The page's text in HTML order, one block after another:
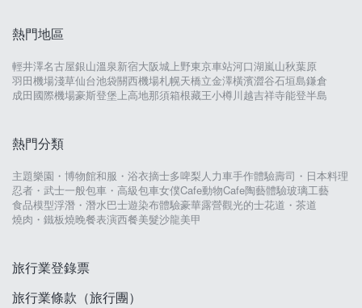
熱門地區
輕井澤名古屋銀山溫泉新宿大阪城 上野東京車站河口湖嵐山秋葉原
羽田機場淺草仙台池袋關西機場札幌天橋立金澤橫濱澀谷石垣島鎌倉
成田國際機場豪斯登堡 上高地那須箱根藏王小樽川越吉祥寺能登半島
熱門分類
主題樂園・博物館和服・浴衣摘士多啤梨人力車手作體驗壽司・日本料理
忍者・武士一般包車・高級包車女僕Cafe動物Cafe陶藝體驗玻璃工藝
食品模型浮潛・潛水巴士遊染布體驗豪華露營觀光的士花道・茶道
燒肉・鐵板燒晚餐表演西餐美髮沙龍美甲
旅行業登錄票
旅行業條款（旅行團）